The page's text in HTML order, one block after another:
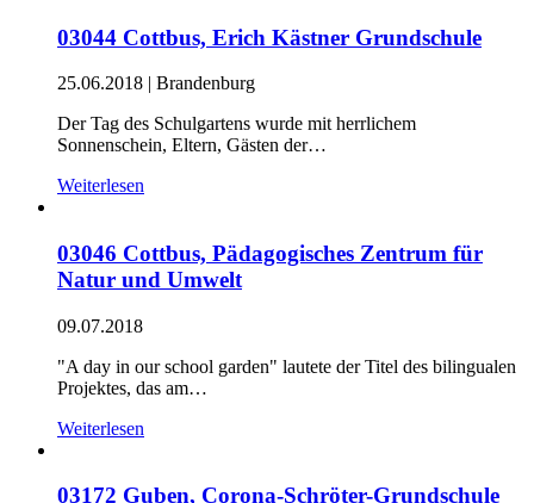
03044 Cottbus, Erich Kästner Grundschule
25.06.2018 | Brandenburg
Der Tag des Schulgartens wurde mit herrlichem
Sonnenschein, Eltern, Gästen der…
Weiterlesen
03046 Cottbus, Pädagogisches Zentrum für
Natur und Umwelt
09.07.2018
"A day in our school garden" lautete der Titel des bilingualen
Projektes, das am…
Weiterlesen
03172 Guben, Corona-Schröter-Grundschule